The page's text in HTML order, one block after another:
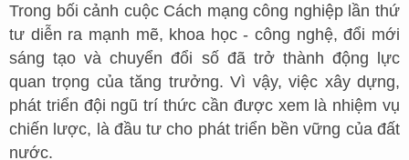
Trong bối cảnh cuộc Cách mạng công nghiệp lần thứ
tư diễn ra mạnh mẽ, khoa học - công nghệ, đổi mới
sáng tạo và chuyển đổi số đã trở thành động lực
quan trọng của tăng trưởng. Vì vậy, việc xây dựng,
phát triển đội ngũ trí thức cần được xem là nhiệm vụ
chiến lược, là đầu tư cho phát triển bền vững của đất
nước.